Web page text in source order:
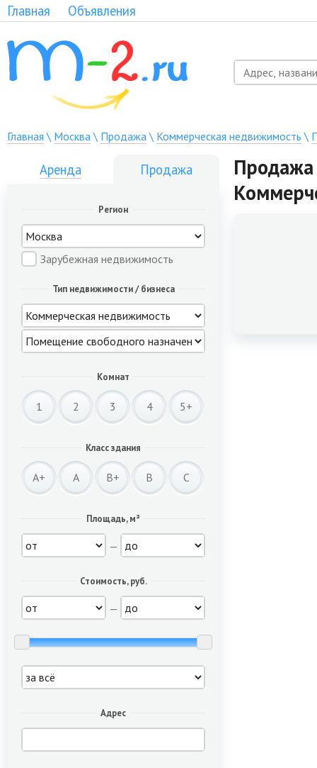
Главная Объявления
Главная \ Москва\ Продажа\ Коммерческая недвижимость \
Аренда Продажа
Регион
Зарубежная недвижимость
Тип недвижимости / бизнеса
Комнат
1 2 3 4 5+
Класс здания
A+ A B+ B C
Площадь, м²
—
Стоимость, руб.
—
Адрес